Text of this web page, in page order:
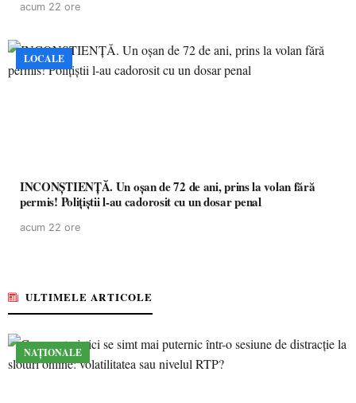
acum 22 ore
LOCALE
INCONȘTIENȚĂ. Un oșan de 72 de ani, prins la volan fără
permis! Polițiștii l-au cadorosit cu un dosar penal
acum 22 ore
ULTIMELE ARTICOLE
NAȚIONALE